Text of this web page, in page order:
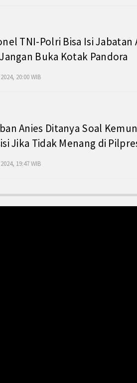
TNI-Polri Bisa Isi Jabatan
Buka Kotak Pandora
20:00 WIB
Anies Ditanya Soal
Jika Tidak Menang di
19:47 WIB